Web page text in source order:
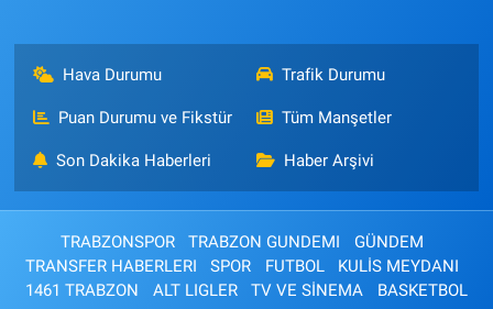
Hava Durumu Trafik Durumu
Puan Durumu ve Fikstür Tüm Manşetler
Son Dakika Haberleri Haber Arşivi
TRABZONSPOR TRABZON GUNDEMI
GÜNDEM
TRANSFER HABERLERI
SPOR FUTBOL
KULİS MEYDANI
1461 TRABZON
ALT LIGLER TV VE SİNEMA BASKETBOL